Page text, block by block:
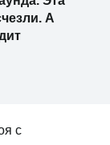
А
с